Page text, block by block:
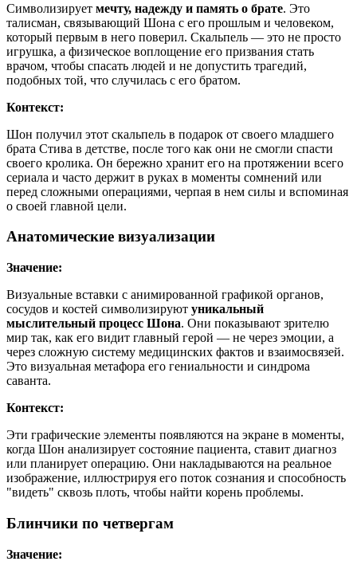
Символизирует мечту, надежду и память о брате. Это
талисман, связывающий Шона с его прошлым и человеком,
который первым в него поверил. Скальпель — это не просто
игрушка, а физическое воплощение его призвания стать
врачом, чтобы спасать людей и не допустить трагедий,
подобных той, что случилась с его братом.
Контекст:
Шон получил этот скальпель в подарок от своего младшего
брата Стива в детстве, после того как они не смогли спасти
своего кролика. Он бережно хранит его на протяжении всего
сериала и часто держит в руках в моменты сомнений или
перед сложными операциями, черпая в нем силы и вспоминая
о своей главной цели.
Анатомические визуализации
Значение:
Визуальные вставки с анимированной графикой органов,
сосудов и костей символизируют уникальный
мыслительный процесс Шона. Они показывают зрителю
мир так, как его видит главный герой — не через эмоции, а
через сложную систему медицинских фактов и взаимосвязей.
Это визуальная метафора его гениальности и синдрома
саванта.
Контекст:
Эти графические элементы появляются на экране в моменты,
когда Шон анализирует состояние пациента, ставит диагноз
или планирует операцию. Они накладываются на реальное
изображение, иллюстрируя его поток сознания и способность
"видеть" сквозь плоть, чтобы найти корень проблемы.
Блинчики по четвергам
Значение: